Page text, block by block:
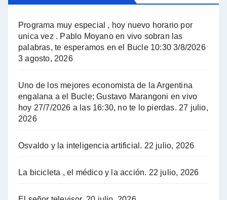
A mayor poder al empresariado le cuesta encontrar resistencia - Jose Urtubey con Jorge Gres
Hugo Yasky : Día de la Militancia - Hugo Yasky con Jorge Gres
Hugo Yasky sobre la Coordinadora de las Industrias de Productos Alimenticios (COPAL) - Hugo Yasky con Jorge Gres
Pablo Moyano sobre el espionaje: "Estos personajes siniestros han hecho mucho daño" - Pablo Moyano con Jorge Gres
Programa muy especial , hoy nuevo horario por
unica vez . Pablo Moyano en vivo sobran las
palabras, te esperamos en el Bucle 10:30 3/8/2026
3 agosto, 2026
Uno de los mejores economista de la Argentina
engalana a el Bucle; Gustavo Marangoni en vivo
hoy 27/7/2026 a las 16:30, no te lo pierdas. 27 julio,
2026
Osvaldo y la inteligencia artificial. 22 julio, 2026
La bicicleta , el médico y la acción. 22 julio, 2026